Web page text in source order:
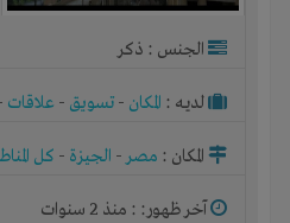
الجنس : ذكر
لديـه : المكان - تسويق - علاقات
المكان : مصر- الجيزة - كل
آخر ظهور: : منذ 2 سنوات